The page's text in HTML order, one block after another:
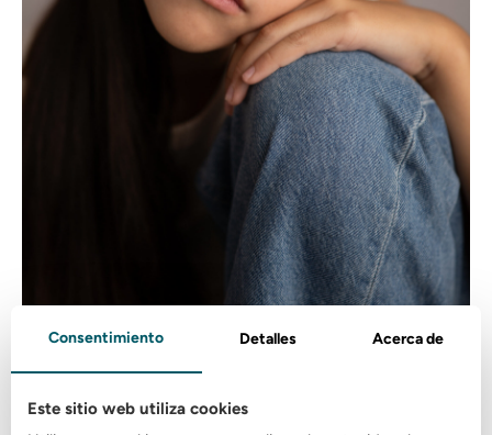
Consentimiento Detalles Acerca de
Este sitio web utiliza cookies